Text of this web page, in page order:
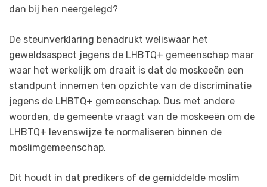
dan bij hen neergelegd?
De steunverklaring benadrukt weliswaar het
geweldsaspect jegens de LHBTQ+ gemeenschap maar
waar het werkelijk om draait is dat de moskeeën een
standpunt innemen ten opzichte van de discriminatie
jegens de LHBTQ+ gemeenschap. Dus met andere
woorden, de gemeente vraagt van de moskeeën om de
LHBTQ+ levenswijze te normaliseren binnen de
moslimgemeenschap.
Dit houdt in dat predikers of de gemiddelde moslim